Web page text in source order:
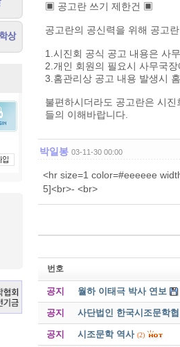
▣ 공고란 쓰기 제한건 ▣
공고란의 공신력을 위해 공고
1.시진회 공식 공고 내용은 사
2.개인 회원의 필요시 사무국
3.홈관리상 공고 내용 발생시
불편하시더라도 공고란은 시
들의 이해바랍니다.
박일봉 03-11-30 00:00
<hr size=1 color=#eeeeee
5]<br>- <br>
번호
공지 월하 이태극 박사 연보
공지 사단법인 한국시조문학
공지 시조문학 역사 (2)